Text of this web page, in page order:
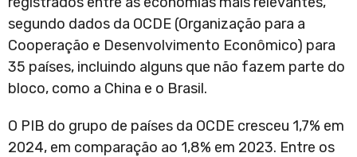
segundo dados da OCDE (Organização para a
Cooperação e Desenvolvimento Econômico) para
35 países, incluindo alguns que não fazem parte do
bloco, como a China e o Brasil.
O PIB do grupo de países da OCDE cresceu 1,7% em
2024, em comparação ao 1,8% em 2023. Entre os